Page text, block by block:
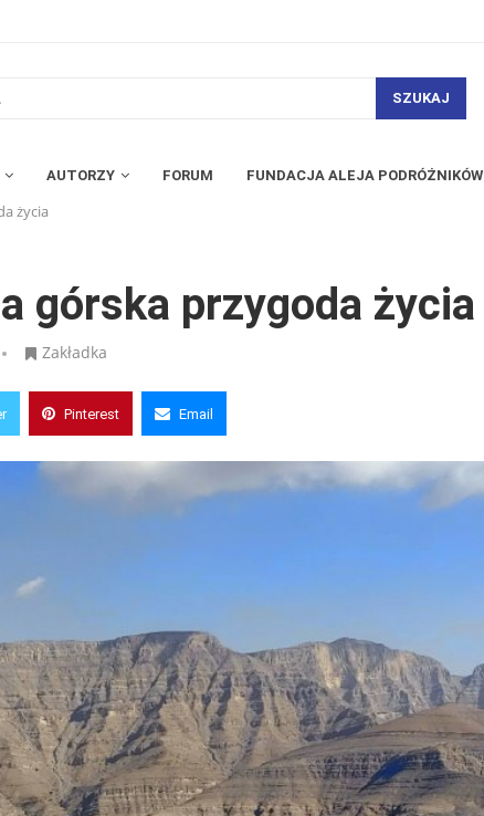
SZUKAJ
AUTORZY FORUM FUNDACJA ALEJA PODRÓŻNIKÓW
życia
górska przygoda życia
Zakładka
Pinterest Email